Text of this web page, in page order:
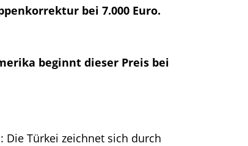
bei 7.000 Euro.
beginnt dieser Preis bei
Türkei zeichnet sich durch